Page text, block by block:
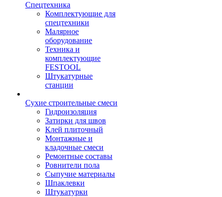
Спецтехника
Комплектующие для
спецтехники
Малярное
оборудование
Техника и
комплектующие
FESTOOL
Штукатурные
станции
Сухие строительные смеси
Гидроизоляция
Затирки для швов
Клей плиточный
Монтажные и
кладочные смеси
Ремонтные составы
Ровнители пола
Сыпучие материалы
Шпаклевки
Штукатурки